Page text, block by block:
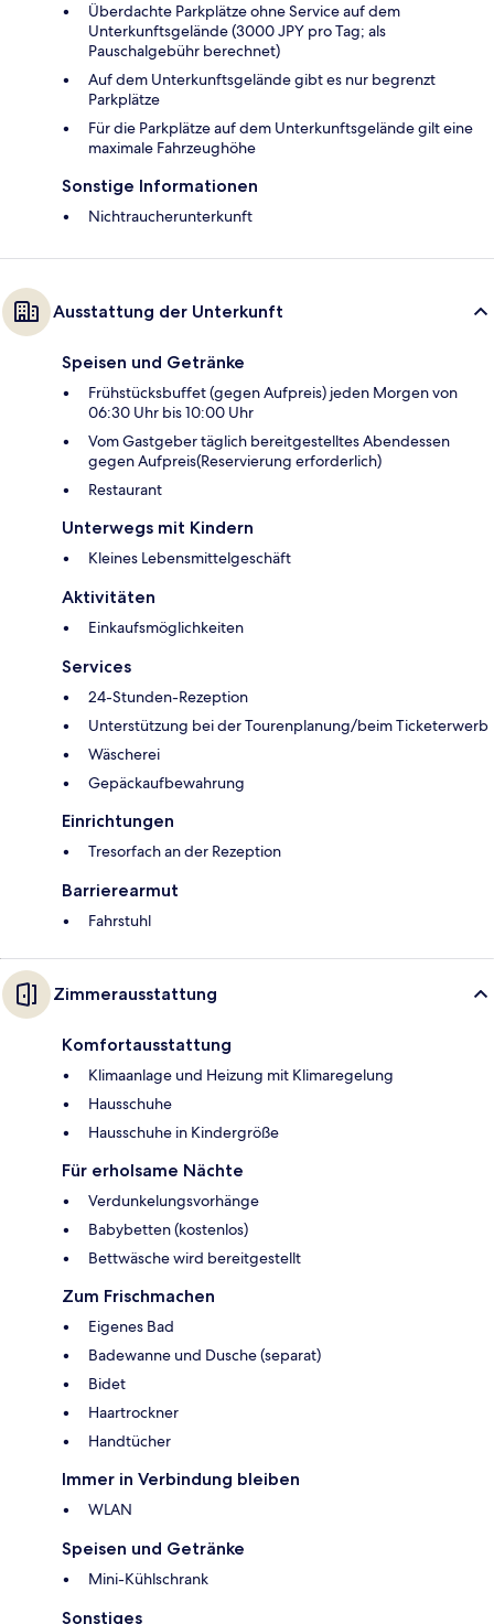
Überdachte Parkplätze ohne Service auf dem
Unterkunftsgelände (3000 JPY pro Tag; als
Pauschalgebühr berechnet)
Auf dem Unterkunftsgelände gibt es nur begrenzt
Parkplätze
Für die Parkplätze auf dem Unterkunftsgelände gilt eine
maximale Fahrzeughöhe
Sonstige Informationen
Nichtraucherunterkunft
Ausstattung der Unterkunft
Speisen und Getränke
Frühstücksbuffet (gegen Aufpreis) jeden Morgen von
06:30 Uhr bis 10:00 Uhr
Vom Gastgeber täglich bereitgestelltes Abendessen
gegen Aufpreis(Reservierung erforderlich)
Restaurant
Unterwegs mit Kindern
Kleines Lebensmittelgeschäft
Aktivitäten
Einkaufsmöglichkeiten
Services
24-Stunden-Rezeption
Unterstützung bei der Tourenplanung/beim Ticketerwerb
Wäscherei
Gepäckaufbewahrung
Einrichtungen
Tresorfach an der Rezeption
Barrierearmut
Fahrstuhl
Zimmerausstattung
Komfortausstattung
Klimaanlage und Heizung mit Klimaregelung
Hausschuhe
Hausschuhe in Kindergröße
Für erholsame Nächte
Verdunkelungsvorhänge
Babybetten (kostenlos)
Bettwäsche wird bereitgestellt
Zum Frischmachen
Eigenes Bad
Badewanne und Dusche (separat)
Bidet
Haartrockner
Handtücher
Immer in Verbindung bleiben
WLAN
Speisen und Getränke
Mini-Kühlschrank
Sonstiges